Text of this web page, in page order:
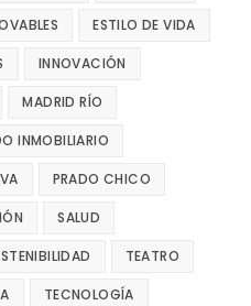
ESTILO DE VIDA
INNOVACIÓN
MADRID RÍO
INMOBILIARIO
PRADO CHICO
SALUD
TEATRO
TECNOLOGÍA